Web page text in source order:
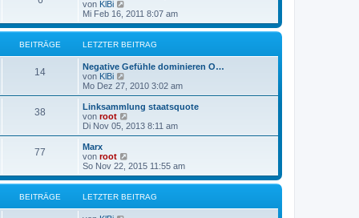
i
t
r
a
g
t
r
B
e
i
t
a
g
von KlBi
e
u
e
s
r
e
i
t
r
a
g
Mi Feb 16, 2011 8:07 am
BEITRÄGE LETZTER BEITRAG
14
Negative Gefühle dominieren O…
von KlBi
e
u
e
s
t
B
e
t
a
g
Mo Dez 27, 2010 3:02 am
38
Linksammlung staatsquote
von root
e
u
t
r
B
e
i
Di Nov 05, 2013 8:11 am
77
Marx
von root
e
u
e
s
So Nov 22, 2015 11:55 am
BEITRÄGE LETZTER BEITRAG